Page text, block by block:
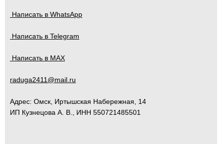
Написать в WhatsApp
Написать в Telegram
Написать в MAX
raduga2411@mail.ru
Адрес: Омск Иртышская Набережная, 14
ИП Кузнецова А. В., ИНН 550721485501